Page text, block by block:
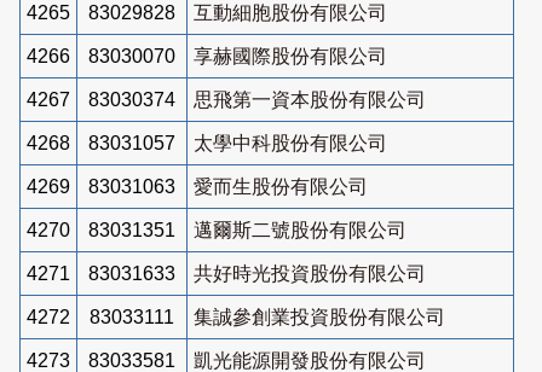
4265 83029828 互動細胞股份有限公司
4266 83030070 享赫國際股份有限公司
4267 83030374 思飛第一資本股份有限公司
4268 83031057 太學中科股份有限公司
4269 83031063 愛而生股份有限公司
4270 83031351 邁爾斯二號股份有限公司
4271 83031633 共好時光投資股份有限公司
4272 83033111 集誠參創業投資股份有限公司
4273 83033581 凱光能源開發股份有限公司